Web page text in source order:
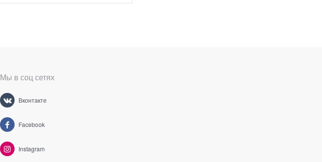
Мы в соц сетях
Вконтакте
Facebook
Instagram